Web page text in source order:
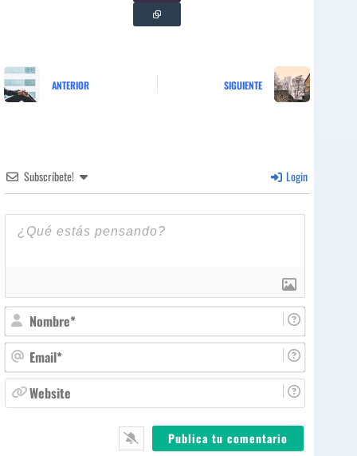
ANTERIOR SIGUIENTE
Subscríbete! Login
o
m
b
r
m
ie